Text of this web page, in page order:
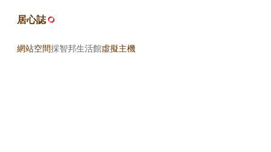
居心誌
網站空間採智邦生活館虛擬主機